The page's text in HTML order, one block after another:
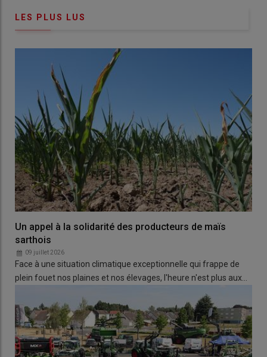
LES PLUS LUS
Un appel à la solidarité des producteurs de maïs
sarthois
09 juillet 2026
Face à une situation climatique exceptionnelle qui frappe de
plein fouet nos plaines et nos élevages, l'heure n'est plus aux…